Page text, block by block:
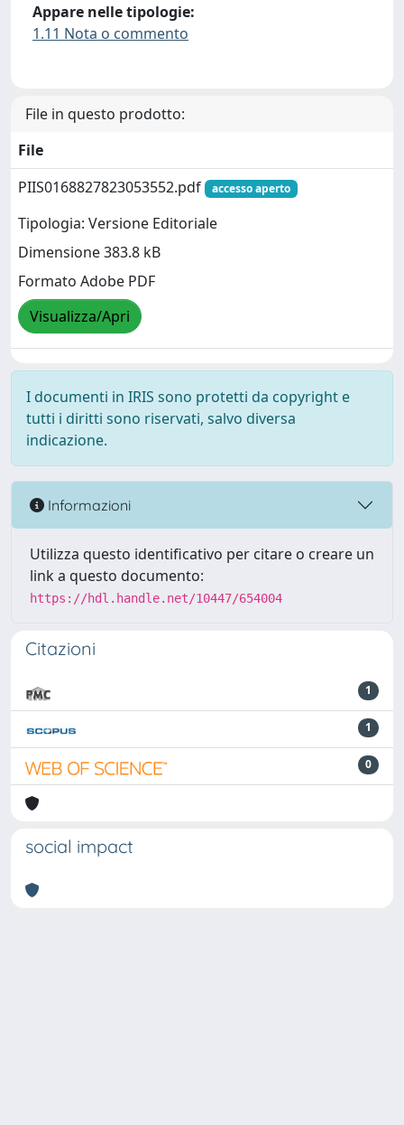
Appare nelle tipologie:
1.11 Nota o commento
File in questo prodotto:
File
PIIS0168827823053552.pdf
accesso aperto
Tipologia: Versione Editoriale
Dimensione 383.8 kB
Formato Adobe PDF
Visualizza/Apri
I documenti in IRIS sono protetti da copyright e
tutti i diritti sono riservati, salvo diversa
indicazione.
Informazioni
Utilizza questo identificativo per citare o creare un
link a questo documento:
https://hdl.handle.net/10447/654004
Citazioni
1
1
0
social impact